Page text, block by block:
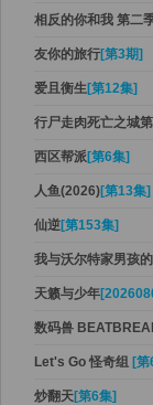
相反的你和我 第二
友你的旅行[第3期]
爱且衡生[第12集]
行尸走肉死亡之城
西区帮派[第6集]
人鱼(2026)[第13集]
仙逆[第153集]
我与沃尔特家男孩
天籁与少年
数码兽
Let's Go 怪奇组 [第
炒翻天[第6集]